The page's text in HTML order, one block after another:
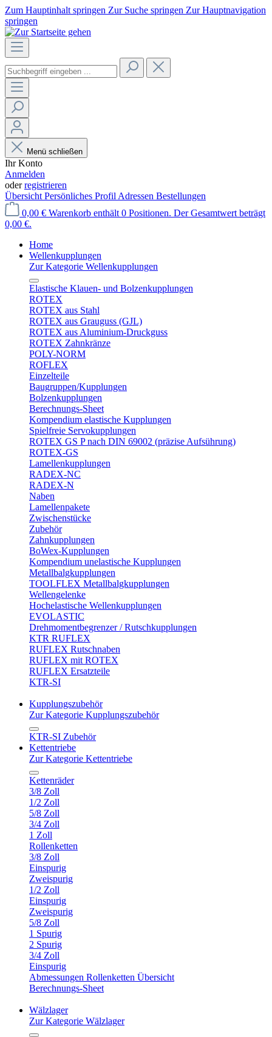
Zum Hauptinhalt springen Zur Suche springen Zur Hauptnavigation
springen
Menü schließen
Ihr Konto
Anmelden
oderregistrieren
Übersicht Persönliches Profil Adressen Bestellungen
0,00 € Warenkorb enthält 0 Positionen. Der Gesamtwert beträgt
0,00 €.
Home
Wellenkupplungen
Zur Kategorie Wellenkupplungen
Elastische Klauen- und Bolzenkupplungen
ROTEX
ROTEX aus Stahl
ROTEX aus Grauguss (GJL)
ROTEX aus Aluminium-Druckguss
ROTEX Zahnkränze
POLY-NORM
ROFLEX
Einzelteile
Baugruppen/Kupplungen
Bolzenkupplungen
Berechnungs-Sheet
Kompendium elastische Kupplungen
Spielfreie Servokupplungen
ROTEX GS P nach DIN 69002 (präzise Aufsührung)
ROTEX-GS
Lamellenkupplungen
RADEX-NC
RADEX-N
Naben
Lamellenpakete
Zwischenstücke
Zubehör
Zahnkupplungen
BoWex-Kupplungen
Kompendium unelastische Kupplungen
Metallbalgkupplungen
TOOLFLEX Metallbalgkupplungen
Wellengelenke
Hochelastische Wellenkupplungen
EVOLASTIC
Drehmomentbegrenzer / Rutschkupplungen
KTR RUFLEX
RUFLEX Rutschnaben
RUFLEX mit ROTEX
RUFLEX Ersatzteile
KTR-SI
Kupplungszubehör
Zur Kategorie Kupplungszubehör
KTR-SI Zubehör
Kettentriebe
Zur Kategorie Kettentriebe
Kettenräder
3/8 Zoll
1/2 Zoll
5/8 Zoll
3/4 Zoll
1 Zoll
Rollenketten
3/8 Zoll
Einspurig
Zweispurig
1/2 Zoll
Einspurig
Zweispurig
5/8 Zoll
1 Spurig
2 Spurig
3/4 Zoll
Einspurig
Abmessungen Rollenketten Übersicht
Berechnungs-Sheet
Wälzlager
Zur Kategorie Wälzlager